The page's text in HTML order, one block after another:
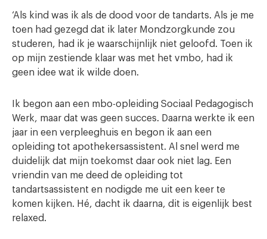
‘Als kind was ik als de dood voor de tandarts. Als je me
toen had gezegd dat ik later Mondzorgkunde zou
studeren, had ik je waarschijnlijk niet geloofd. Toen ik
op mijn zestiende klaar was met het vmbo, had ik
geen idee wat ik wilde doen.
Ik begon aan een mbo-opleiding Sociaal Pedagogisch
Werk, maar dat was geen succes. Daarna werkte ik een
jaar in een verpleeghuis en begon ik aan een
opleiding tot apothekersassistent. Al snel werd me
duidelijk dat mijn toekomst daar ook niet lag. Een
vriendin van me deed de opleiding tot
tandartsassistent en nodigde me uit een keer te
komen kijken. Hé, dacht ik daarna, dit is eigenlijk best
relaxed.